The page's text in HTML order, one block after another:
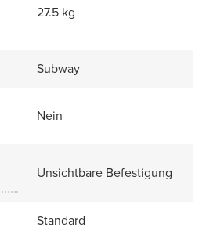
27.5 kg
Subway
Nein
Unsichtbare Befestigung
Standard